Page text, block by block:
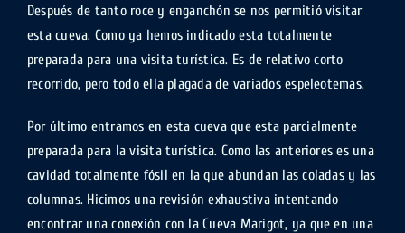
Después de tanto roce y enganchón se nos permitió visitar
esta cueva. Como ya hemos indicado esta totalmente
preparada para una visita turística. Es de relativo corto
recorrido, pero todo ella plagada de variados espeleotemas.
Por último entramos en esta cueva que esta parcialmente
preparada para la visita turística. Como las anteriores es una
cavidad totalmente fósil en la que abundan las coladas y las
columnas. Hicimos una revisión exhaustiva intentando
encontrar una conexión con la Cueva Marigot, ya que en una